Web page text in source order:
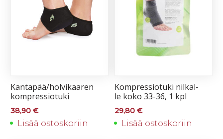
Kan­ta­pää/hol­vi­kaa­ren
komp­res­sio­tu­ki
38,90€
Lisää ostoskoriin
Komp­res­sio­tu­ki nil­kal­
le ko­ko 33-36, 1 kpl
29,80€
Lisää ostoskoriin